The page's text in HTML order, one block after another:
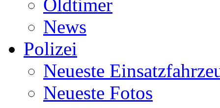
Oldtimer
News
Polizei
Neueste
Neueste Fotos